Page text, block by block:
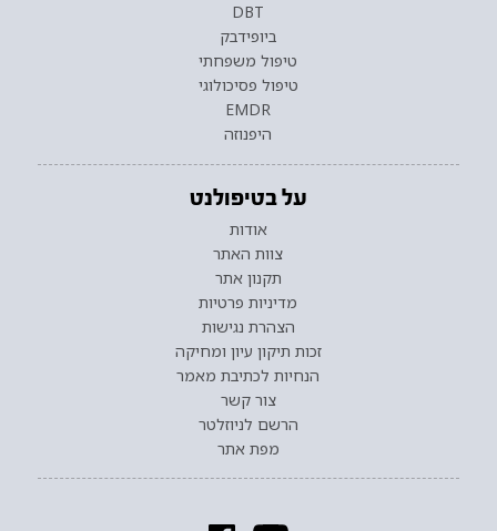
DBT
ביופידבק
טיפול משפחתי
טיפול פסיכולוגי
EMDR
היפנוזה
על בטיפולנט
אודות
צוות האתר
תקנון אתר
מדיניות פרטיות
הצהרת נגישות
זכות תיקון עיון ומחיקה
הנחיות לכתיבת מאמר
צור קשר
הרשם לניוזלטר
מפת אתר